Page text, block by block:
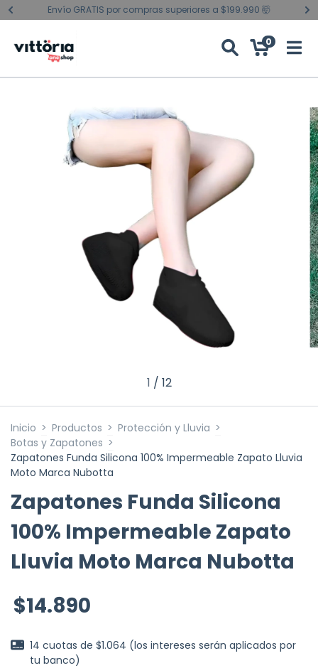
Envío GRATIS por compras superiores a $199.990 🤯
0
1 / 12
Inicio > Productos > Protección y Lluvia >
Botas y Zapatones >
Zapatones Funda Silicona 100% Impermeable Zapato Lluvia
Moto Marca Nubotta
Zapatones Funda Silicona
100% Impermeable Zapato
Lluvia Moto Marca Nubotta
$14.890
14 cuotas de $1.064 (los intereses serán aplicados por
tu banco)